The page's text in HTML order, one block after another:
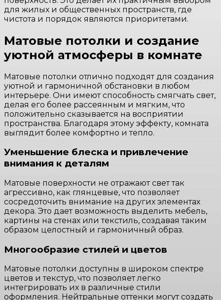
для жилых и общественных пространств, где
чистота и порядок являются приоритетами.
Матовые потолки и создание
уютной атмосферы в комнате
Матовые потолки отлично подходят для создания
уютной и гармоничной обстановки в любом
интерьере. Они имеют способность смягчать свет,
делая его более рассеянным и мягким, что
положительно сказывается на восприятии
пространства. Благодаря этому эффекту, комната
выглядит более комфортно и тепло.
Уменьшение блеска и привлечение
внимания к деталям
Матовые поверхности не отражают свет так
агрессивно, как глянцевые, что позволяет
сосредоточить внимание на других элементах
декора. Это дает возможность выделить мебель,
картины на стенах или текстиль, создавая таким
образом целостный и гармоничный образ.
Многообразие стилей и цветов
Матовые потолки доступны в широком спектре
цветов и текстур, что позволяет легко
интегрировать их в различные стили
оформления. Нейтральные оттенки могут создать